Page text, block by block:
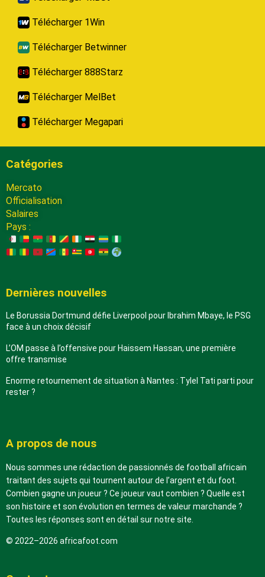
Télécharger 1Win
Télécharger Betwinner
Télécharger 888Starz
Télécharger MelBet
Télécharger Megapari
Catégories
Mercato
Officialisation
Salaires
Pays :
Dernières nouvelles
Le Borussia Dortmund défie Liverpool pour Ibrahim Mbaye, le PSG
face à un choix décisif
L’OM passe à l’offensive pour Haissem Hassan, une première
offre transmise
Enorme retournement de situation à Nantes : Tylel Tati parti pour
rester ?
A propos de nous
Nous sommes une rédaction de passionnés de football africain
traitant des sujets qui tournent autour de l’argent et du foot.
Combien gagne un joueur ? Ce joueur vaut combien ? Quelle est
son histoire et son évolution en termes de valeur marchande ?
Toutes les réponses sont en détail sur notre site.
© 2022–2026 africafoot.com